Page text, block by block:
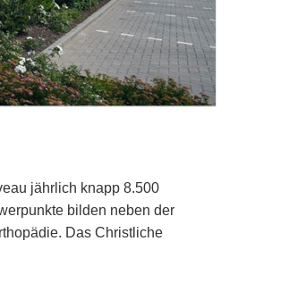
jährlich knapp 8.500
bilden neben der
Das Christliche